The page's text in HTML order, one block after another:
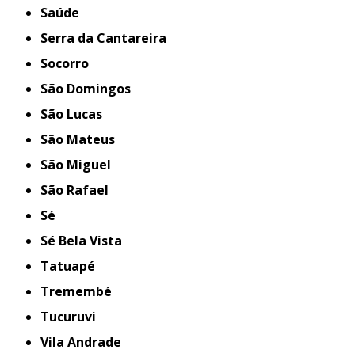
Saúde
Serra da Cantareira
Socorro
São Domingos
São Lucas
São Mateus
São Miguel
São Rafael
Sé
Sé Bela Vista
Tatuapé
Tremembé
Tucuruvi
Vila Andrade